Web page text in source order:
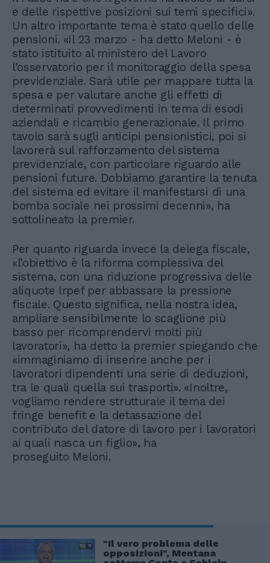
e delle rispettive posizioni sui temi specifici».
Un altro importante tema è stato quello delle
pensioni. «Il 23 marzo - ha detto Meloni - è
stato istituito al ministero del Lavoro
l’osservatorio per il monitoraggio della spesa
previdenziale. Sarà utile per mappare tutta la
spesa e per valutare anche gli effetti di
determinati provvedimenti in tema di esodi
aziendali e ricambio generazionale. Il primo
tavolo sarà sugli anticipi pensionistici, poi si
lavorerà sul rafforzamento del sistema
previdenziale, con particolare riguardo alle
pensioni future. Dobbiamo garantire la tenuta
del sistema ed evitare il manifestarsi di una
bomba sociale nei prossimi decenni», ha
sottolineato la premier.
Per quanto riguarda invece la delega fiscale,
«l’obiettivo è la riforma complessiva del
sistema, con una riduzione progressiva delle
aliquote Irpef per abbassare la pressione
fiscale. Questo significa, nella nostra idea,
ampliare sensibilmente lo scaglione più
basso per ricomprendervi molti più
lavoratori», ha detto la premier spiegando che
«immaginiamo di inserire anche per i
lavoratori dipendenti una serie di deduzioni,
tra le quali quella sui trasporti». «Inoltre,
vogliamo rendere strutturale il tema dei
fringe benefit e la detassazione del
contributo del datore di lavoro per i lavoratori
ai quali nasca un figlio», ha
proseguito Meloni.
"Il vero problema delle
opposizioni", Mentana